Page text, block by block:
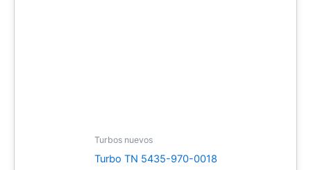
Turbos nuevos
Turbo TN 5435-970-0018